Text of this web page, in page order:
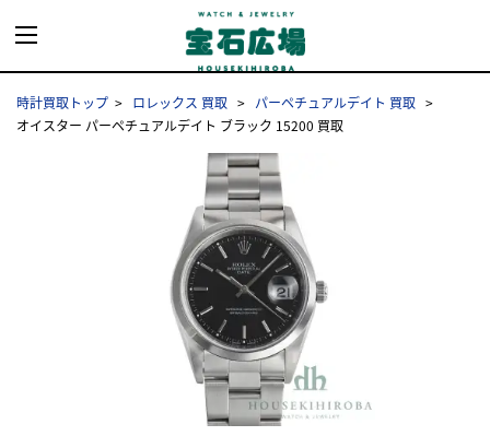
時計買取トップ ロレックス 買取
パーペチュアルデイト 買取
オイスター パーペチュアルデイト ブラック 15200 買取